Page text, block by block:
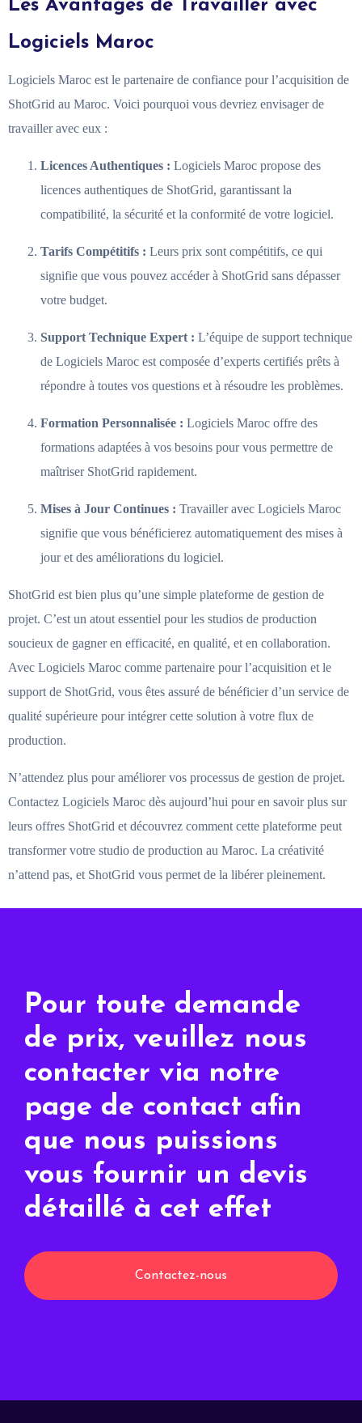
Les Avantages de Travailler avec
Logiciels Maroc
Logiciels Maroc est le partenaire de confiance pour l’acquisition de
ShotGrid au Maroc. Voici pourquoi vous devriez envisager de
travailler avec eux :
Licences Authentiques : Logiciels Maroc propose des
licences authentiques de ShotGrid, garantissant la
compatibilité, la sécurité et la conformité de votre logiciel.
Tarifs Compétitifs : Leurs prix sont compétitifs, ce qui
signifie que vous pouvez accéder à ShotGrid sans dépasser
votre budget.
Support Technique Expert : L’équipe de support technique
de Logiciels Maroc est composée d’experts certifiés prêts à
répondre à toutes vos questions et à résoudre les problèmes.
Formation Personnalisée : Logiciels Maroc offre des
formations adaptées à vos besoins pour vous permettre de
maîtriser ShotGrid rapidement.
Mises à Jour Continues : Travailler avec Logiciels Maroc
signifie que vous bénéficierez automatiquement des mises à
jour et des améliorations du logiciel.
ShotGrid est bien plus qu’une simple plateforme de gestion de
projet. C’est un atout essentiel pour les studios de production
soucieux de gagner en efficacité, en qualité, et en collaboration.
Avec Logiciels Maroc comme partenaire pour l’acquisition et le
support de ShotGrid, vous êtes assuré de bénéficier d’un service de
qualité supérieure pour intégrer cette solution à votre flux de
production.
N’attendez plus pour améliorer vos processus de gestion de projet.
Contactez Logiciels Maroc dès aujourd’hui pour en savoir plus sur
leurs offres ShotGrid et découvrez comment cette plateforme peut
transformer votre studio de production au Maroc. La créativité
n’attend pas, et ShotGrid vous permet de la libérer pleinement.
Pour toute demande
de prix, veuillez nous
contacter via notre
page de contact afin
que nous puissions
vous fournir un devis
détaillé à cet effet
Contactez-nous